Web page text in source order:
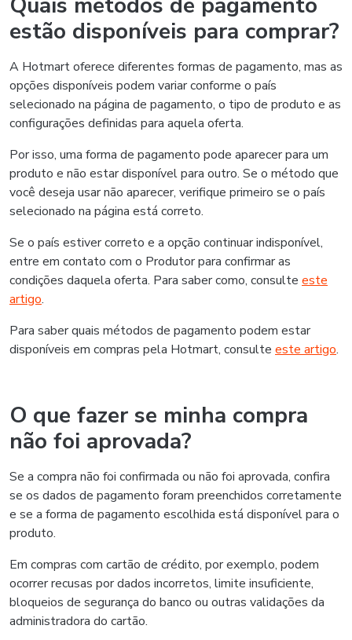
estão disponíveis para comprar?
A Hotmart oferece diferentes formas de pagamento, mas as
opções disponíveis podem variar conforme o país
selecionado na página de pagamento, o tipo de produto e as
configurações definidas para aquela oferta.
Por isso, uma forma de pagamento pode aparecer para um
produto e não estar disponível para outro. Se o método que
você deseja usar não aparecer, verifique primeiro se o país
selecionado na página está correto.
Se o país estiver correto e a opção continuar indisponível,
entre em contato com o Produtor para confirmar as
condições daquela oferta. Para saber como, consulte este
artigo.
Para saber quais métodos de pagamento podem estar
disponíveis em compras pela Hotmart, consulte este artigo.
O que fazer se minha compra
não foi aprovada?
Se a compra não foi confirmada ou não foi aprovada, confira
se os dados de pagamento foram preenchidos corretamente
e se a forma de pagamento escolhida está disponível para o
produto.
Em compras com cartão de crédito, por exemplo, podem
ocorrer recusas por dados incorretos, limite insuficiente,
bloqueios de segurança do banco ou outras validações da
administradora do cartão.